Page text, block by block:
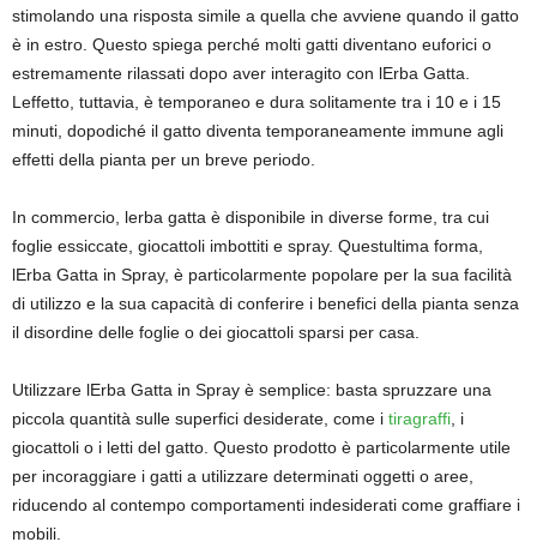
stimolando una risposta simile a quella che avviene quando il gatto
è in estro. Questo spiega perché molti gatti diventano euforici o
estremamente rilassati dopo aver interagito con lErba Gatta.
Leffetto, tuttavia, è temporaneo e dura solitamente tra i 10 e i 15
minuti, dopodiché il gatto diventa temporaneamente immune agli
effetti della pianta per un breve periodo.
In commercio, lerba gatta è disponibile in diverse forme, tra cui
foglie essiccate, giocattoli imbottiti e spray. Questultima forma,
lErba Gatta in Spray, è particolarmente popolare per la sua facilità
di utilizzo e la sua capacità di conferire i benefici della pianta senza
il disordine delle foglie o dei giocattoli sparsi per casa.
Utilizzare lErba Gatta in Spray è semplice: basta spruzzare una
piccola quantità sulle superfici desiderate, come i tiragraffi , i
giocattoli o i letti del gatto. Questo prodotto è particolarmente utile
per incoraggiare i gatti a utilizzare determinati oggetti o aree,
riducendo al contempo comportamenti indesiderati come graffiare i
mobili.